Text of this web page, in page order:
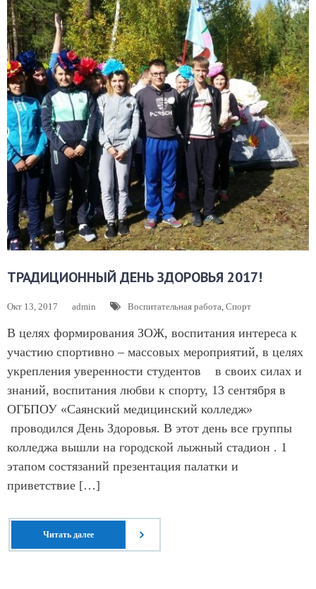
ТРАДИЦИОННЫЙ ДЕНЬ ЗДОРОВЬЯ 2017!
Окт 13, 2017 admin Воспитательная работа, Спорт
В целях формирования ЗОЖ, воспитания интереса к
участию спортивно – массовых мероприятий, в целях
укрепления уверенности студентов в своих силах и
знаний, воспитания любви к спорту, 13 сентября в
ОГБПОУ «Саянский медицинский колледж»
проводился День Здоровья. В этот день все группы
колледжа вышли на городской лыжный стадион . 1
этапом состязаний презентация палатки и
приветствие […]
Читать далее